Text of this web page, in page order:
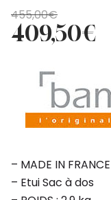
455,00€
Le
prix
initial
était :
455,00€.
409,50€
Le
prix
actuel
est :
409,50€.
– MADE IN FRANCE
– Etui Sac à dos